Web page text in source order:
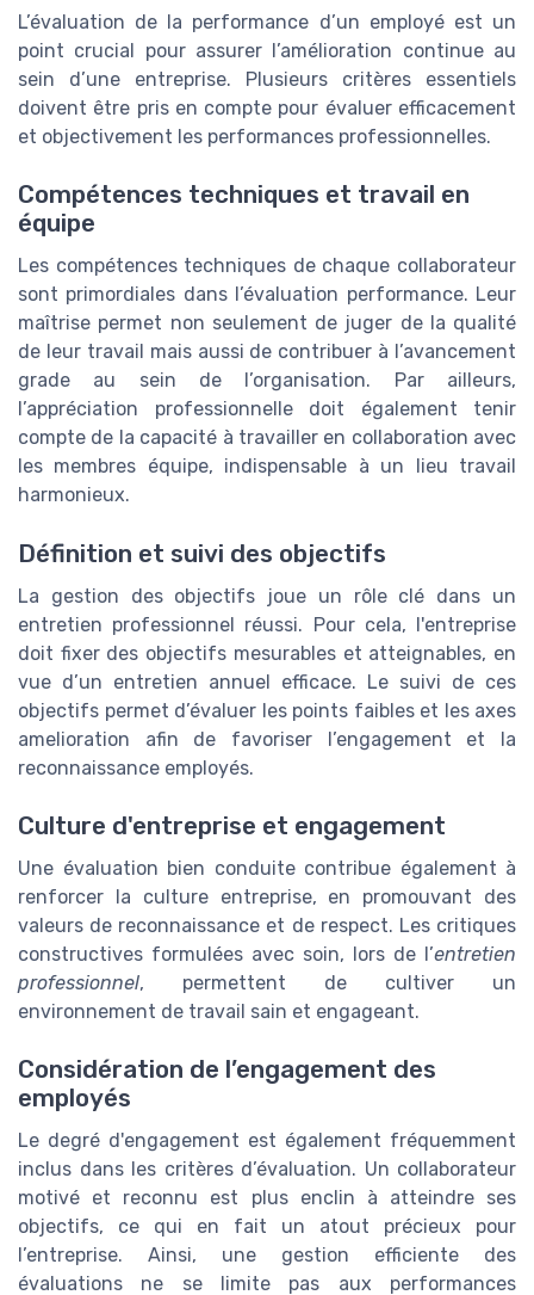
L’évaluation de la performance d’un employé est un
point crucial pour assurer l’amélioration continue au
sein d’une entreprise. Plusieurs critères essentiels
doivent être pris en compte pour évaluer efficacement
et objectivement les performances professionnelles.
Compétences techniques et travail en
équipe
Les compétences techniques de chaque collaborateur
sont primordiales dans l’évaluation performance. Leur
maîtrise permet non seulement de juger de la qualité
de leur travail mais aussi de contribuer à l’avancement
grade au sein de l’organisation. Par ailleurs,
l’appréciation professionnelle doit également tenir
compte de la capacité à travailler en collaboration avec
les membres équipe, indispensable à un lieu travail
harmonieux.
Définition et suivi des objectifs
La gestion des objectifs joue un rôle clé dans un
entretien professionnel réussi. Pour cela, l'entreprise
doit fixer des objectifs mesurables et atteignables, en
vue d’un entretien annuel efficace. Le suivi de ces
objectifs permet d’évaluer les points faibles et les axes
amelioration afin de favoriser l’engagement et la
reconnaissance employés.
Culture d'entreprise et engagement
Une évaluation bien conduite contribue également à
renforcer la culture entreprise, en promouvant des
valeurs de reconnaissance et de respect. Les critiques
constructives formulées avec soin, lors de l’entretien
professionnel, permettent de cultiver un
environnement de travail sain et engageant.
Considération de l’engagement des
employés
Le degré d'engagement est également fréquemment
inclus dans les critères d’évaluation. Un collaborateur
motivé et reconnu est plus enclin à atteindre ses
objectifs, ce qui en fait un atout précieux pour
l’entreprise. Ainsi, une gestion efficiente des
évaluations ne se limite pas aux performances